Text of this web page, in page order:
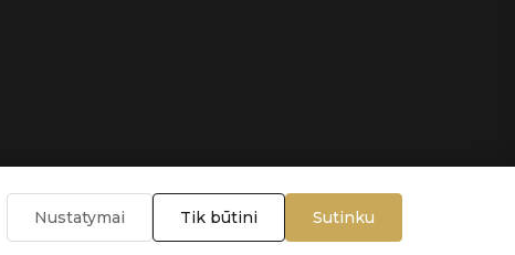
Nustatymai Tik būtini Sutinku